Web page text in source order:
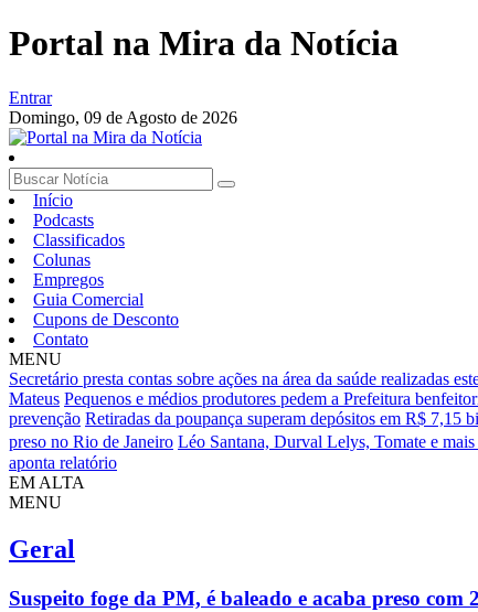
Portal na Mira da Notícia
Entrar
Domingo, 09 de Agosto de 2026
Início
Podcasts
Classificados
Colunas
Empregos
Guia Comercial
Cupons de Desconto
Contato
MENU
Secretário presta contas sobre ações na área da saúde realizadas
Mateus Pequenos e médios produtores pedem a Prefeitura
prevenção Retiradas da poupança superam depósitos em R$ 7,15
preso no Rio de Janeiro Léo Santana, Durval Lelys, Tomate e
aponta relatório
EM ALTA
MENU
Geral
Suspeito foge da PM, é baleado e acaba preso